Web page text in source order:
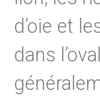
d’oie et
dans